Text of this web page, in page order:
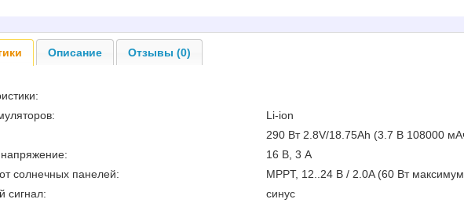
Описание Отзывы (0)
Li-ion
290 Вт 2.8V/18.75Ah (3.7 В 108000
16 В, 3 А
солнечных панелей:
MPPT, 12..24 В / 2.0A (60 Вт
сигнал:
синус